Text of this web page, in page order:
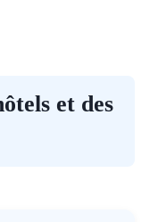
et des